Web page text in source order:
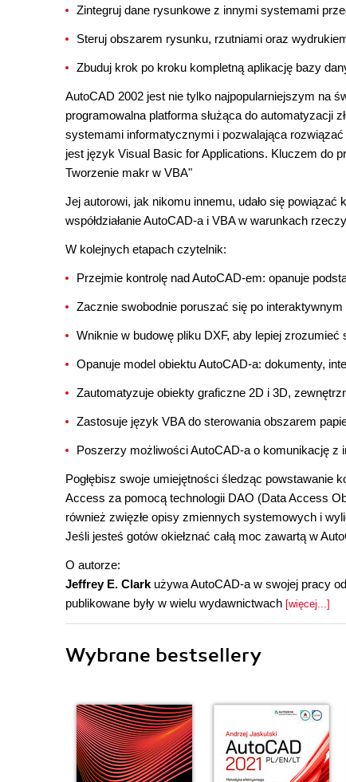
Zintegruj dane rysunkowe z innymi systemami
Steruj obszarem rysunku, rzutniami oraz
Zbuduj krok po kroku kompletną aplikację bazy
AutoCAD 2002 jest nie tylko najpopularniejszym na
programowalna platforma służąca do automatyzacji
systemami informatycznymi i pozwalająca
jest język Visual Basic for Applications. Kluczem do
Tworzenie makr w VBA"
Jej autorowi, jak nikomu innemu, udało się
współdziałanie AutoCAD-a i VBA w warunkach
W kolejnych etapach czytelnik:
Przejmie kontrolę nad AutoCAD-em: opanuje
Zacznie swobodnie poruszać się po
Wniknie w budowę pliku DXF, aby lepiej
Opanuje model obiektu AutoCAD-a: dokumenty,
Zautomatyzuje obiekty graficzne 2D i 3D,
Zastosuje język VBA do sterowania obszarem
Poszerzy możliwości AutoCAD-a o komunikację z
Pogłębisz swoje umiejętności śledząc powstawanie
Access za pomocą technologii DAO (Data Access
również zwięzłe opisy zmiennych systemowych i
Jeśli jesteś gotów okiełznać całą moc zawartą w
O autorze:
Jeffrey E. Clark używa AutoCAD-a w swojej pracy
publikowane były w wielu wydawnictwach [więcej...]
Wybrane bestsellery